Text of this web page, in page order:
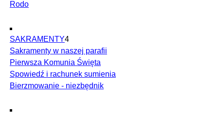
Rodo
SAKRAMENTY4
Sakramenty w naszej parafii
Pierwsza Komunia Święta
Spowiedź i rachunek sumienia
Bierzmowanie - niezbędnik